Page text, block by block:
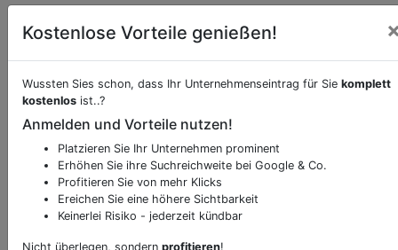
Sie möchten eine Beschreibung, Dienstleistung
oder andere relevante Informationen hinzufügen?
Klicken Sie bittehierum uns zu kontaktieren.
Gerne erweitern wir Ihren Firmeneintrag um
Sonderangebote odere besondere Services, die
Kostenlose Vorteile genießen!
Wussten Sies schon, dass Ihr Unternehmenseintrag für Sie komplett
kostenlos ist..?
Anmelden und Vorteile nutzen!
Platzieren Sie Ihr Unternehmen prominent
Erhöhen Sie ihre Suchreichweite bei Google & Co.
Profitieren Sie von mehr Klicks
Ereichen Sie eine höhere Sichtbarkeit
Keinerlei Risiko - jederzeit kündbar
Nicht überlegen, sondern profitieren!